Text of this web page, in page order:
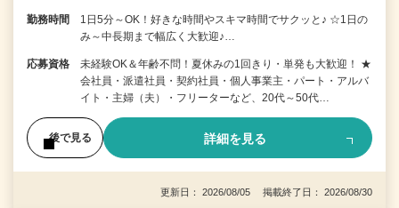
勤務時間
1日5分～OK！好きな時間やスキマ時間でサクッと♪ ☆1日の
み～中長期まで幅広く大歓迎♪…
応募資格
未経験OK＆年齢不問！夏休みの1回きり・単発も大歓迎！ ★
会社員・派遣社員・契約社員・個人事業主・パート・アルバ
イト・主婦（夫）・フリーターなど、20代～50代…
後で見る 詳細を見る
更新日： 2026/08/05 掲載終了日： 2026/08/30